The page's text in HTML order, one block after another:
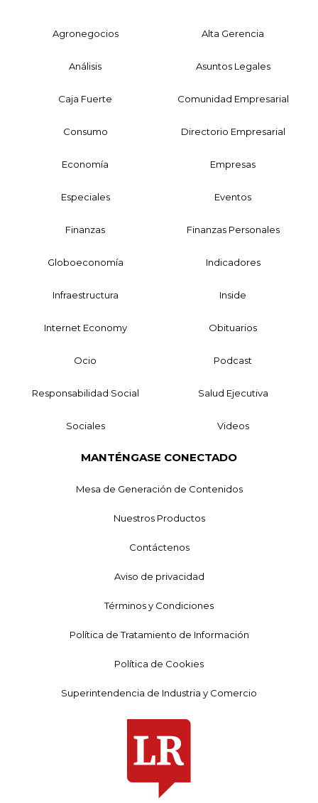
Agronegocios Alta Gerencia
Análisis Asuntos Legales
Caja Fuerte Comunidad Empresarial
Consumo Directorio Empresarial
Economía Empresas
Especiales Eventos
Finanzas Finanzas Personales
Globoeconomía Indicadores
Infraestructura Inside
Internet Economy Obituarios
Ocio Podcast
Responsabilidad Social Salud Ejecutiva
Sociales Videos
MANTÉNGASE CONECTADO
Mesa de Generación de Contenidos
Nuestros Productos
Contáctenos
Aviso de privacidad
Términos y Condiciones
Política de Tratamiento de Información
Política de Cookies
Superintendencia de Industria y Comercio